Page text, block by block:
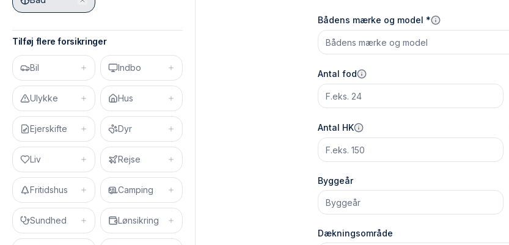
Tilføj flere forsikringer
Bil Indbo
Ulykke Hus
Ejerskifte Dyr
Liv Rejse
Fritidshus Camping
Sundhed Lønsikring
Bådens mærke og model *
Antal fod
Antal HK
Byggeår
Dækningsområde